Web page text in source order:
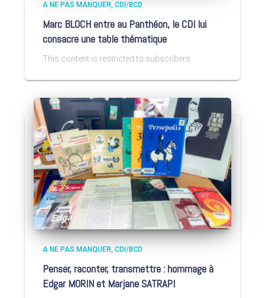
A NE PAS MANQUER CDI/BCD
Marc BLOCH entre au Panthéon, le CDI lui
consacre une table thématique
This content is restricted to subscribers
A NE PAS MANQUER CDI/BCD
Penser, raconter, transmettre : hommage à
Edgar MORIN et Marjane SATRAPI